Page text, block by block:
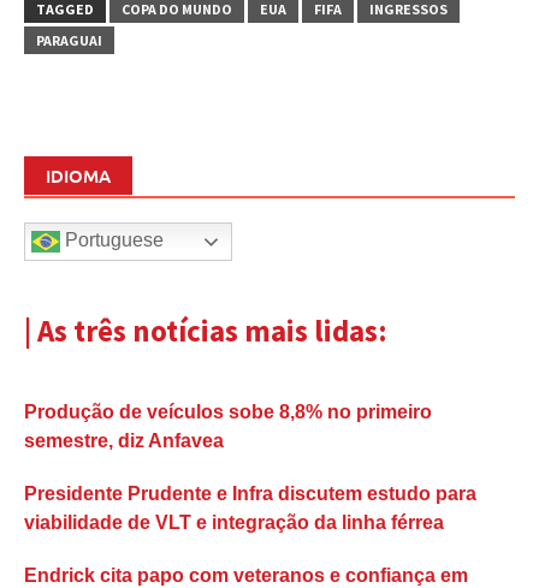
TAGGED
COPA DO MUNDO EUA FIFA
INGRESSOS
PARAGUAI
IDIOMA
Portuguese
| As três notícias mais lidas:
Produção de veículos sobe 8,8% no primeiro
semestre, diz Anfavea
Presidente Prudente e Infra discutem estudo para
viabilidade de VLT e integração da linha férrea
Endrick cita papo com veteranos e confiança em